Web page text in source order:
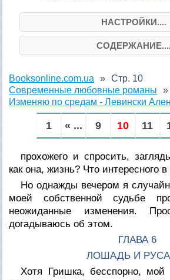
НАСТРОЙКИ....
СОДЕРЖАНИЕ....
Booksonline.com.ua
Современные любовные романы
Изменяю по средам - Левински
Стр. 10
1 « ... 9 10 11
прохожего и спросить,
как она, жизнь? Что интересного
Но однажды вечером я
моей собственной судьбе
неожиданные изменения.
догадываюсь об этом.
ГЛАВА 6
ЛОШАДЬ И
Хотя Гришка, бесспорно, мой